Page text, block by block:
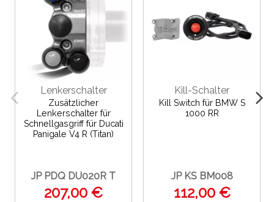
Lenkerschalter
Zusätzlicher
Lenkerschalter für
Schnellgasgriff für Ducati
Panigale V4 R (Titan)
JP PDQ DU020R T
207,00 €
Kill-Schalter
Kill Switch für BMW S
1000 RR
JP KS BM008
112,00 €